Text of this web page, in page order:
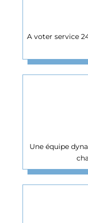
A voter service
Une équipe